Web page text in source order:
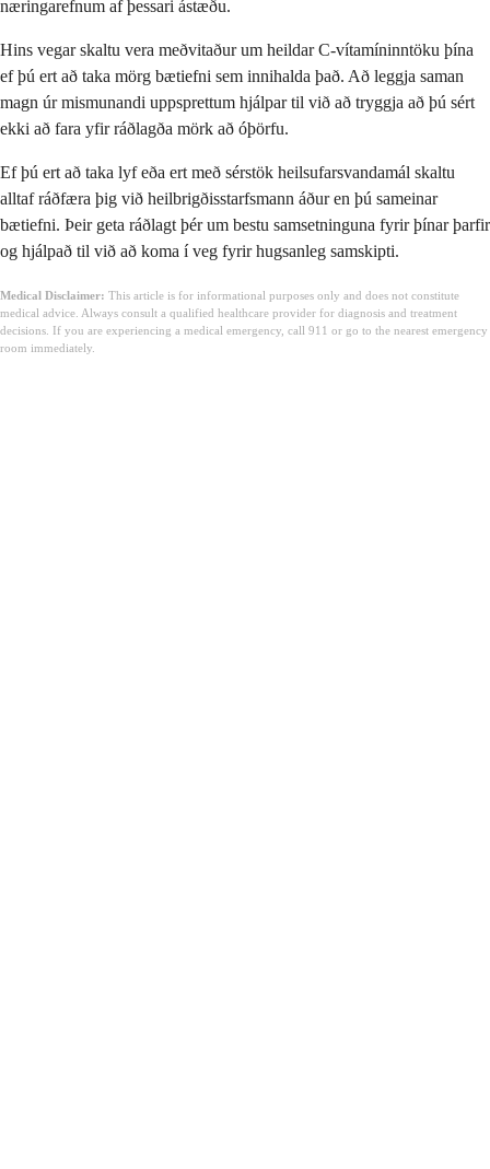
næringarefnum af þessari ástæðu.
Hins vegar skaltu vera meðvitaður um heildar C-vítamíninntöku þína
ef þú ert að taka mörg bætiefni sem innihalda það. Að leggja saman
magn úr mismunandi uppsprettum hjálpar til við að tryggja að þú sért
ekki að fara yfir ráðlagða mörk að óþörfu.
Ef þú ert að taka lyf eða ert með sérstök heilsufarsvandamál skaltu
alltaf ráðfæra þig við heilbrigðisstarfsmann áður en þú sameinar
bætiefni. Þeir geta ráðlagt þér um bestu samsetninguna fyrir þínar þarfir
og hjálpað til við að koma í veg fyrir hugsanleg samskipti.
Medical Disclaimer: This article is for informational purposes only and does not constitute
medical advice. Always consult a qualified healthcare provider for diagnosis and treatment
decisions. If you are experiencing a medical emergency, call 911 or go to the nearest emergency
room immediately.